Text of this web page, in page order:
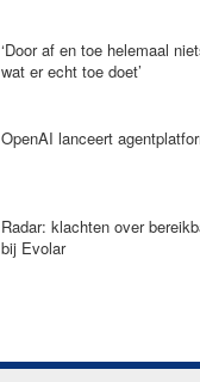
‘Door af en toe helemaal
wat er echt toe doet’
OpenAI lanceert
Radar: klachten over
bij Evolar